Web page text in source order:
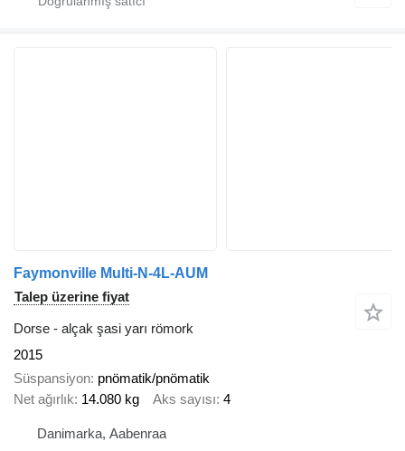
Faymonville Multi-N-4L-AUM
Talep üzerine fiyat
Dorse - alçak şasi yarı römork
2015
Süspansiyon pnömatik/pnömatik
Net ağırlık 14.080 kg Aks sayısı 4
Danimarka, Aabenraa